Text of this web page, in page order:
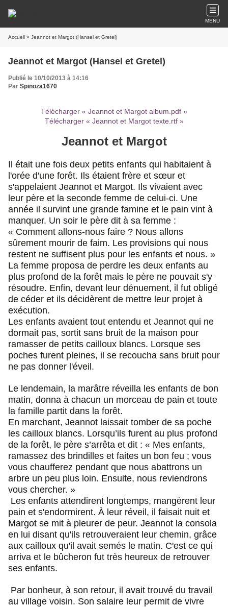
MENU
Accueil » Jeannot et Margot (Hansel et Gretel)
Jeannot et Margot (Hansel et Gretel)
Publié le 10/10/2013 à 14:16
Par Spinoza1670
Télécharger « Jeannot et Margot album.pdf »
Télécharger « Jeannot et Margot texte.rtf »
Jeannot et Margot
Il était une fois deux petits enfants qui habitaient à
l'orée d'une forêt. Ils étaient frère et sœur et
s'appelaient Jeannot et Margot. Ils vivaient avec
leur père et la seconde femme de celui-ci. Une
année il survint une grande famine et le pain vint à
manquer. Un soir le père dit à sa femme :
« Comment allons-nous faire ? Nous allons
sûrement mourir de faim. Les provisions qui nous
restent ne suffisent plus pour les enfants et nous. »
La femme proposa de perdre les deux enfants au
plus profond de la forêt mais le père ne pouvait s'y
résoudre. Enfin, devant leur dénuement, il fut obligé
de céder et ils décidèrent de mettre leur projet à
exécution.
Les enfants avaient tout entendu et Jeannot qui ne
dormait pas, sortit sans bruit de la maison pour
ramasser de petits cailloux blancs. Lorsque ses
poches furent pleines, il se recoucha sans bruit pour
ne pas donner l'éveil.
Le lendemain, la marâtre réveilla les enfants de bon
matin, donna à chacun un morceau de pain et toute
la famille partit dans la forêt.
En marchant, Jeannot laissait tomber de sa poche
les cailloux blancs. Lorsqu’ils furent au plus profond
de la forêt, le père s’arrêta et dit : « Mes enfants,
ramassez des brindilles et faites un bon feu ; vous
vous chaufferez pendant que nous abattrons un
arbre un peu plus loin. Ensuite, nous reviendrons
vous chercher. »
Les enfants attendirent longtemps, mangèrent leur
pain et s'endormirent. À leur réveil, il faisait nuit et
Margot se mit à pleurer de peur. Jeannot la consola
en lui disant qu'ils retrouveraient leur chemin, grâce
aux cailloux qu'il avait semés le matin. C'est ce qui
arriva et le bûcheron fut très heureux de retrouver
ses enfants.
Par bonheur, à son retour, il avait trouvé du travail
au village voisin. Son salaire leur permit de vivre